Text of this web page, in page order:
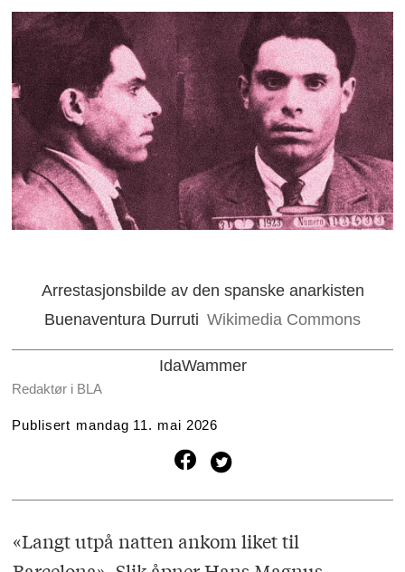
Arrestasjonsbilde av den spanske anarkisten
Buenaventura Durruti Wikimedia Commons
IdaWammer
Redaktør i BLA
Publisert mandag 11. mai 2026
«Langt utpå natten ankom liket til